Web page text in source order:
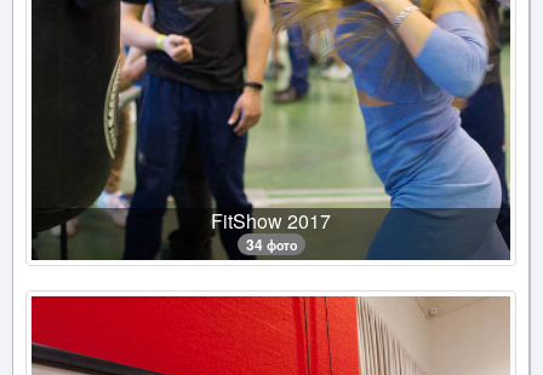
FitShow 2017
34 фото